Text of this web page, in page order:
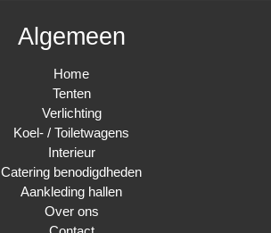
Algemeen
Home
Tenten
Verlichting
Koel- / Toiletwagens
Interieur
Catering benodigdheden
Aankleding hallen
Over ons